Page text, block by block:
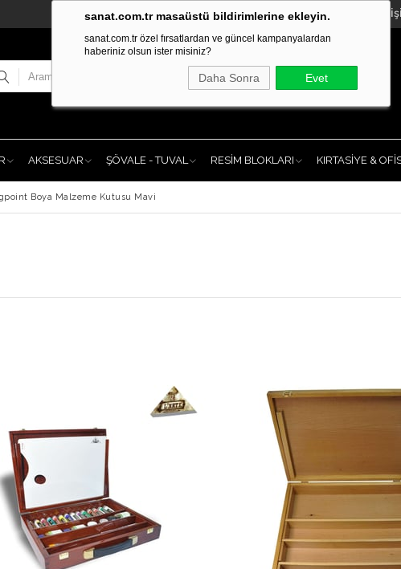
sanat.com.tr masaüstü bildirimlerine ekleyin.
sanat.com.tr özel fırsatlardan ve güncel kampanyalardan
haberiniz olsun ister misiniz?
Daha Sonra Evet
AKSESUAR ŞÖVALE - TUVAL RESİM BLOKLARI KIRTASİYE &
Boya Malzeme Kutusu Mavi